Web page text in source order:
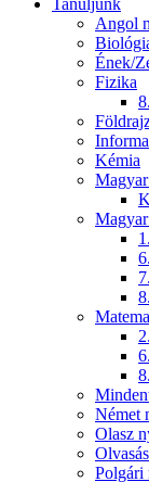
Tanuljunk
Angol
Ének/
Fizika
Kémia
Német
Olasz
Olvasás
Polgári